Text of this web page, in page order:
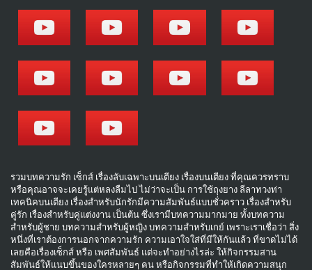
รวมบทความรัก เซ็กส์ เรื่องลับเฉพาะบนเตียง เรื่องบนเตียง ที่คุณควรทราบ
หรือคุณอาจจะเคยรู้แต่หลงลืมไป ไม่ว่าจะเป็น การใช้ถุงยาง ลีลาทวงท่า
เทคนิคบนเตียง เรื่องสำหรับนักรักมีความสัมพันธ์แบบชั่วคราว เรื่องสำหรับ
คู่รัก เรื่องสำหรับคู่แต่งงาน เป็นต้น ซึ่งเรามีบทความมากมาย ทั้งบทความ
สำหรับผู้ชาย บทความสำหรับผู้หญิง บทความสำหรับเกย์ เพราะเราเชื่อว่า สิ่ง
หนึ่งที่เราต้องการนอกจากความรัก ความเอาใจใส่ที่มีให้กันแล้ว ที่ขาดไม่ได้
เลยคือเรื่องเซ็กส์ หรือ เพศสัมพันธ์ แต่จะทำอย่างไรล่ะ ให้กิจกรรมสาน
สัมพันธ์ให้แนบขึ้นของใครหลายๆ คน หรือกิจกรรมที่ทำให้เกิดความสนุก